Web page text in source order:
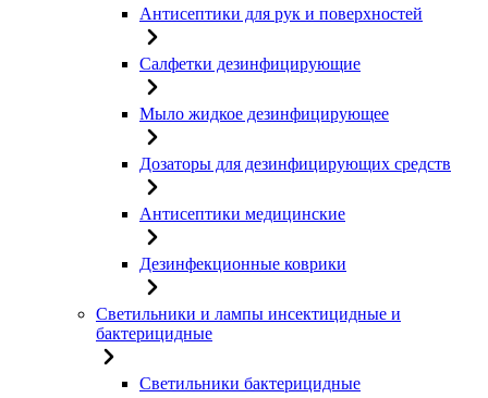
Антисептики для рук и поверхностей
Салфетки дезинфицирующие
Мыло жидкое дезинфицирующее
Дозаторы для дезинфицирующих средств
Антисептики медицинские
Дезинфекционные коврики
Светильники и лампы инсектицидные и
бактерицидные
Светильники бактерицидные